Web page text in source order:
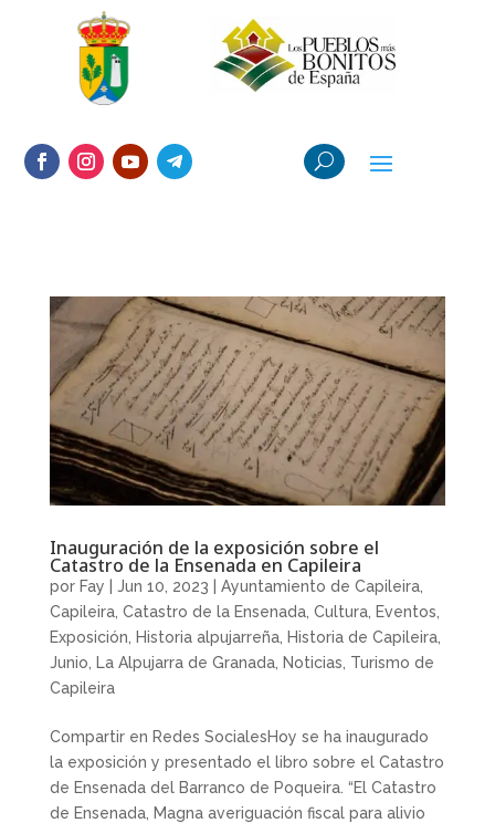
Inauguración de la exposición sobre el
Catastro de la Ensenada en Capileira
por Fay Jun 10, 2023 Ayuntamiento de Capileira,
Capileira, Catastro de la Ensenada, Cultura, Eventos
Exposición
Historia alpujarreña, Historia de Capileira,
Junio
La Alpujarra de Granada, Noticias Turismo de
Capileira
Compartir en Redes SocialesHoy se ha inaugurado
la exposición y presentado el libro sobre el Catastro
de Ensenada del Barranco de Poqueira. “El Catastro
de Ensenada, Magna averiguación fiscal para alivio